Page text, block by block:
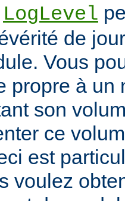
LogLevel
de
Vous
propre à un
son
ce
est
voulez